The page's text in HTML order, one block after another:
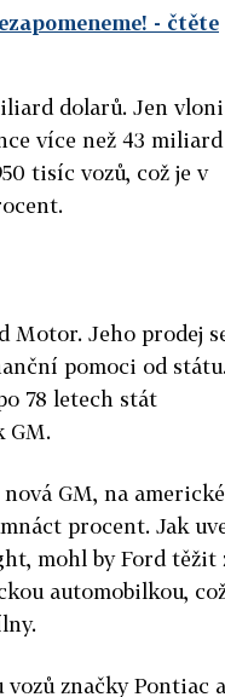
- čtěte
dolarů. Jen vloni
více než 43 miliard
tisíc vozů, což je v
Motor. Jeho prodej
pomoci od
78 letech stát
GM.
GM, na
procent. Jak
mohl by Ford těžit
automobilkou,
značky Pontiac